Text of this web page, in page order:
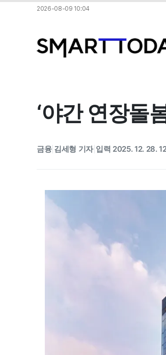
2026-08-09 10:04
‘야간 연장돌
금융| 김세형 기자| 입력 2025. 12. 28.